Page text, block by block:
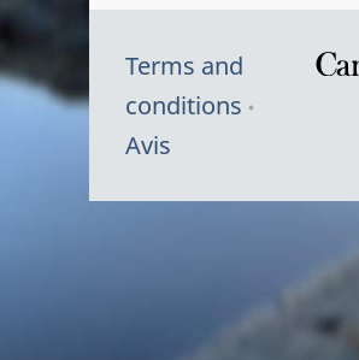
Terms and
conditions
Avis